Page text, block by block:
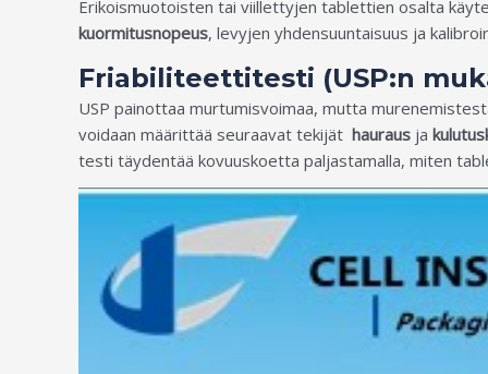
Erikoismuotoisten tai viillettyjen tablettien osalta
kuormitusnopeus, levyjen yhdensuuntaisuus ja
Friabiliteettitesti (USP:n
USP painottaa murtumisvoimaa, mutta
voidaan määrittää seuraavat tekijät hauraus ja
testi täydentää kovuuskoetta paljastamalla, miten